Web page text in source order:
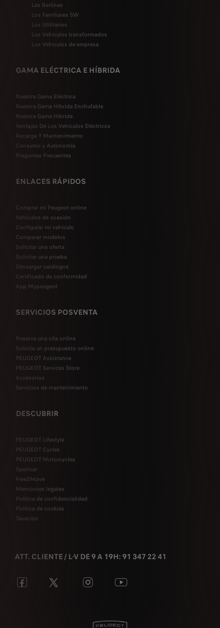
Las Berlinas
Los Familiares SW
Los Utilitarios
Los Vehículos transformados
Los Vehículos de empresa
GAMA ELÉCTRICA E HÍBRIDA
Nuestra Gama Eléctrica
Nuestra Gama Híbrida Enchufable
Nuestra Gama Híbrida
Ventajas De Los Vehículos Eléctricos
Recarga Y Mantenimiento
Consumo y Autonomía
Preguntas Frecuentes
ENLACES RÁPIDOS
Comprar mi Peugeot online
Vehículos de ocasión
Configurar mi vehículo
Comparar modelos
Solicitar una oferta
Solicitar una prueba
Descargar catálogos
Certificado de conformidad
App Mypeugeot
SERVICIOS POSVENTA
Reserva una cita online
Solicita un presupuesto online
PEUGEOT Assistance
PEUGEOT Services Store
Accesorios
Servicios de mantenimiento
DESCUBRIR
PEUGEOT Lifestyle
PEUGEOT Cycles
PEUGEOT Motorcycles
Spoticar
Free2Move
Menciones legales
Política de confidencialidad
Política de cookies
Tasación
ATT. CLIENTE / L-V DE 9 A 19H: 91 347 22 41